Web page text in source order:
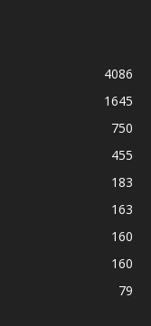
4086
1645
750
455
183
163
160
160
79